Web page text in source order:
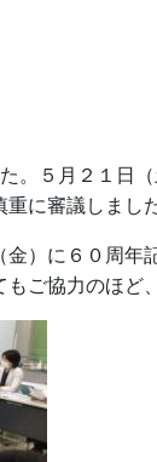
。５月２１日
に審議しました
）に６０周年
ご協力のほど